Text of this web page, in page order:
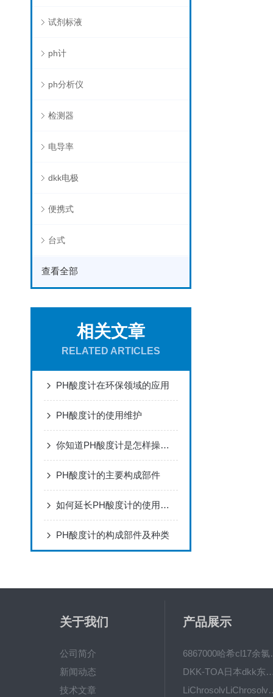
试剂标液
ph计
ph分析仪
检测器
电导率
dkk电极
便携式
台式
查看全部
相关文章
RELATED ARTICLES
PH酸度计在环保领域的应用
PH酸度计的使用维护
你知道PH酸度计是怎样操作的吗？
PH酸度计的主要构成部件
如何延长PH酸度计的使用寿命
PH酸度计的构成部件及种类
关于我们
公司简介
新闻动态
技术文章
产品展示
6867000
DKK-TOA日本dkk东亚电